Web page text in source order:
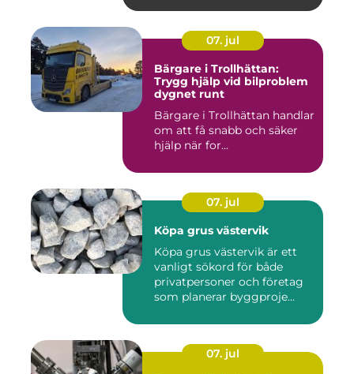
07. jul
Bärgare i Trollhättan:
Trygg hjälp vid bilproblem
dygnet runt
Bärgare i Trollhättan handlar
om att få snabb och säker
hjälp när for...
07. jul
Köpa grus västervik
Köpa grus västervik är ett
vanligt sökord för både
privatpersoner och företag
som planerar byggproje...
07. jul